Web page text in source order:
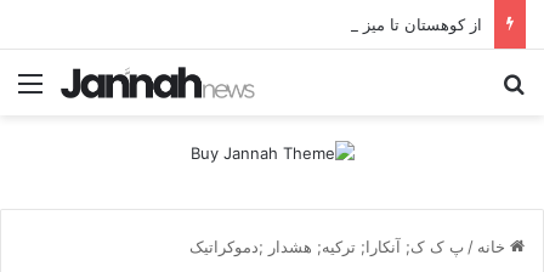
از کوهستان تا میز مذاکره؛ پژاک یک‌شبه «دموکرات» شد!
خانه / پ ک ک; آنکارا; ترکیه; هشدار ;دموکراتیک